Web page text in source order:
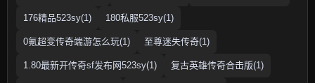
176精品523sy(1) 180私服523sy(1)
0氪超变传奇端游怎么玩(1) 至尊迷失传奇(1)
1.80最新开传奇sf发布网523sy(1) 复古英雄传奇合击版(1)